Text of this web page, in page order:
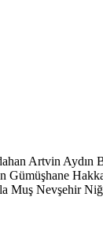
Artvin Aydın
Gümüşhane
Muş Nevşehir